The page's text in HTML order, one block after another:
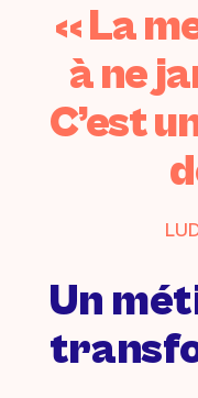
« La
à ne
C’est
Un